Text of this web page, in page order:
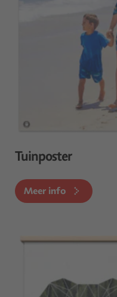
Tuinposter
Meer info